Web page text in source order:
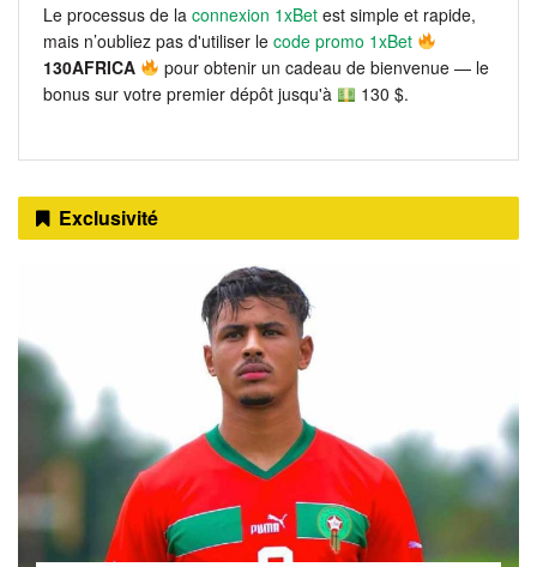
Le processus de la connexion 1xBet est simple et rapide,
mais n’oubliez pas d'utiliser le code promo 1xBet
130AFRICA
pour obtenir un cadeau de bienvenue — le
bonus sur votre premier dépôt jusqu'à
130 $.
Exclusivité